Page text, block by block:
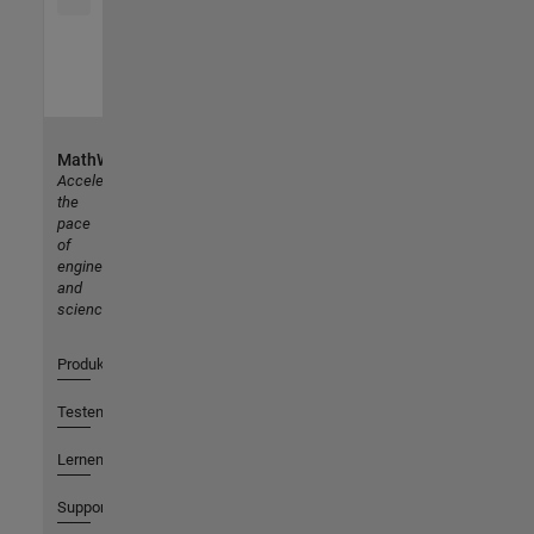
MathWorks
Accelerating
the
pace
of
engineering
and
science
Produkte
Testen oder Kaufen
Lernen
Support